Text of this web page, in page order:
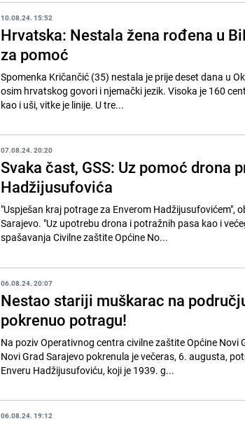
10.08.24. 15:52
Hrvatska: Nestala žena rođena u
za pomoć
Spomenka Kričančić (35) nestala je prije deset dana u
osim hrvatskog govori i njemački jezik. Visoka je 160
kao i uši, vitke je linije. U tre...
07.08.24. 20:20
Svaka čast, GSS: Uz pomoć drona
Hadžijusufovića
"Uspješan kraj potrage za Enverom Hadžijusufovićem",
Sarajevo. "Uz upotrebu drona i potražnih pasa kao i
spašavanja Civilne zaštite Općine No...
06.08.24. 20:07
Nestao stariji muškarac na
pokrenuo potragu!
Na poziv Operativnog centra civilne zaštite Općine Novi
Novi Grad Sarajevo pokrenula je večeras, 6. augusta,
Enveru Hadžijusufoviću, koji je 1939. g...
06.08.24. 19:12